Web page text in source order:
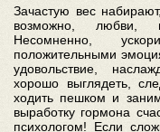
Зачастую вес
возможно, любви,
Несомненно,
положительными
удовольствие,
хорошо выглядеть,
ходить пешком и
выработку гормона
психологом! Если